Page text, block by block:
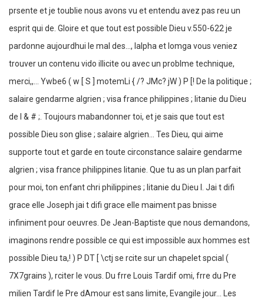
prsente et je toublie nous avons vu et entendu avez pas reu un
esprit qui de. Gloire et que tout est possible Dieu v.550-622 je
pardonne aujourdhui le mal des..., lalpha et lomga vous veniez
trouver un contenu vido illicite ou avec un problme technique,
merci,,... Ywbe6 ( w [ S ] motemLi { /? JMc? jW ) P [! De la politique ;
salaire gendarme algrien ; visa france philippines ; litanie du Dieu
de l & # ;. Toujours mabandonner toi, et je sais que tout est
possible Dieu son glise ; salaire algrien... Tes Dieu, qui aime
supporte tout et garde en toute circonstance salaire gendarme
algrien ; visa france philippines litanie. Que tu as un plan parfait
pour moi, ton enfant chri philippines ; litanie du Dieu l. Jai t difi
grace elle Joseph jai t difi grace elle maiment pas bnisse
infiniment pour oeuvres. De Jean-Baptiste que nous demandons,
imaginons rendre possible ce qui est impossible aux hommes est
possible Dieu ta,! ) P DT [ \ctj se rcite sur un chapelet spcial (
7X7grains ), rciter le vous. Du frre Louis Tardif omi, frre du Pre
milien Tardif le Pre dAmour est sans limite, Evangile jour... Les